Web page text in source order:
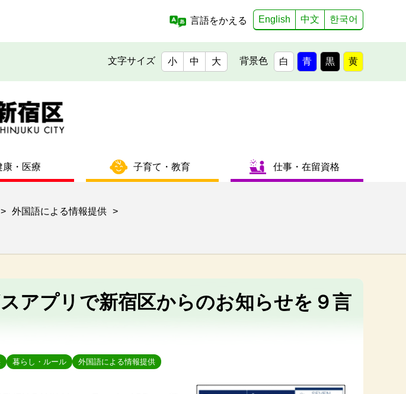
言語をかえる
English 中文 한국어
文字サイズ 小 中 大 背景色 白 青 黒 黄
康・医療 子育て・教育 仕事・在留資格
> 外国語による情報提供 >
アプリで新宿区からのお知らせを９言
暮らし・ルール 外国語による情報提供